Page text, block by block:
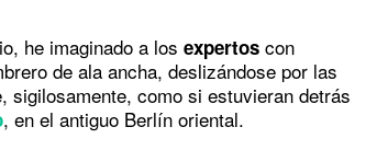
he imaginado a los expertos con
de ala ancha, deslizándose por las
sigilosamente, como si estuvieran detrás
, en el antiguo Berlín oriental.